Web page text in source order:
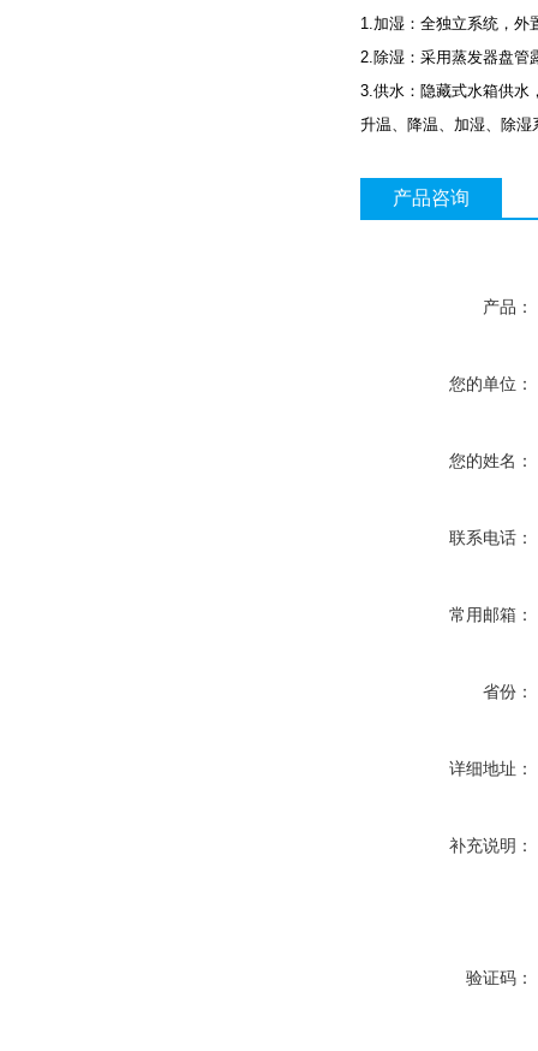
1.加湿：全独立系统，外
2.除湿：采用蒸发器盘管
3.供水：隐藏式水箱供水
升温、降温、加湿、除
产品咨询
产品：
您的单位：
您的姓名：
联系电话：
常用邮箱：
省份：
详细地址：
补充说明：
验证码：